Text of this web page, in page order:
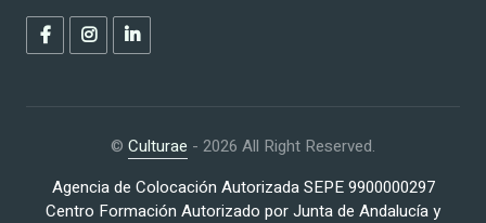
© Culturae - 2026 All Right Reserved.
Agencia de Colocación Autorizada SEPE 9900000297
Centro Formación Autorizado por Junta de Andalucía y